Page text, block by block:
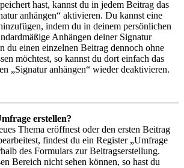
hast, kannst du in jedem Beitrag das
anhängen“ aktivieren. Du kannst eine
indem du in deinem persönlichen
Anhängen deiner Signatur
du einen einzelnen Beitrag dennoch ohne
möchtest, so kannst du dort einfach das
„Signatur anhängen“ wieder deaktivieren.
erstellen?
Thema eröffnest oder den ersten Beitrag
findest du ein Register „Umfrage
des Formulars zur Beitragserstellung.
Bereich nicht sehen können, so hast du